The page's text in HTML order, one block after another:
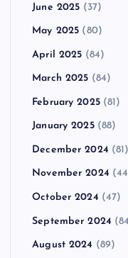
June 2025 (37)
May 2025 (80)
April 2025 (84)
March 2025 (84)
February 2025(81)
January 2025(88)
December 2024 (81)
November 2024
October 2024 (47)
September 2024
August 2024 (89)